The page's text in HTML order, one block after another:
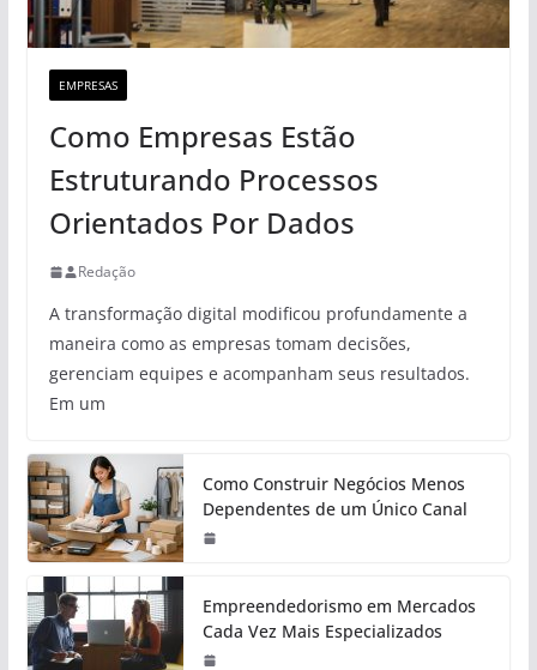
EMPRESAS
Como Empresas Estão
Estruturando Processos
Orientados Por Dados
Redação
A transformação digital modificou profundamente a
maneira como as empresas tomam decisões,
gerenciam equipes e acompanham seus resultados.
Em um
Como Construir Negócios Menos
Dependentes de um Único Canal
Empreendedorismo em Mercados
Cada Vez Mais Especializados